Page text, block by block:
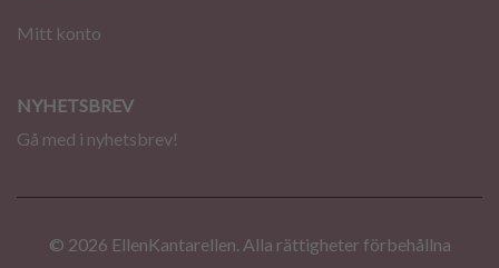
Mitt konto
NYHETSBREV
Gå med i nyhetsbrev!
© 2026 EllenKantarellen. Alla rättigheter förbehållna